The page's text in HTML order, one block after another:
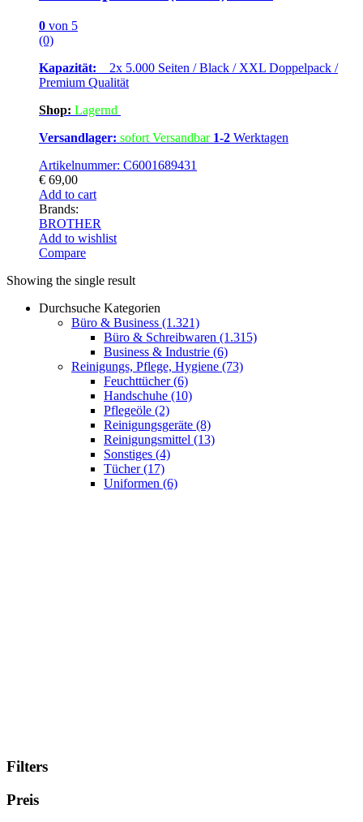
0 von 5
(0)
Kapazität: 2x 5.000 Seiten / Black / XXL Doppelpack /
Premium Qualität
Shop: Lagernd
Versandlager: sofort Versandbar 1-2 Werktagen
Artikelnummer: C6001689431
€ 69,00
Add to cart
Brands:
BROTHER
Add to wishlist
Compare
Showing the single result
Durchsuche Kategorien
Büro & Business (1.321)
Büro & Schreibwaren (1.315)
Business & Industrie (6)
Reinigungs, Pflege, Hygiene (73)
Feuchttücher(6)
Handschuhe (10)
Pflegeöle (2)
Reinigungsgeräte (8)
Reinigungsmittel (13)
Sonstiges (4)
Tücher(17)
Uniformen (6)
Filters
Preis